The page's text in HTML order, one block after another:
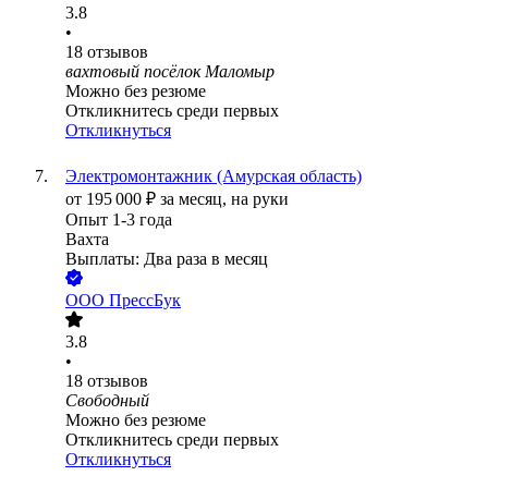
3.8
•
18 отзывов
вахтовый посёлок Маломыр
Можно без резюме
Откликнитесь среди первых
Откликнуться
Электромонтажник (Амурская область)
от 195 000 ₽ за месяц, на руки
Опыт 1-3 года
Вахта
Выплаты: Два раза в месяц
ООО ПрессБук
3.8
•
18 отзывов
Свободный
Можно без резюме
Откликнитесь среди первых
Откликнуться